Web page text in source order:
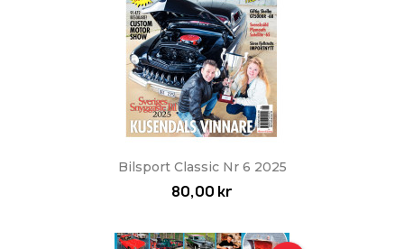
Bilsport Classic Nr 6 2025
80,00 kr